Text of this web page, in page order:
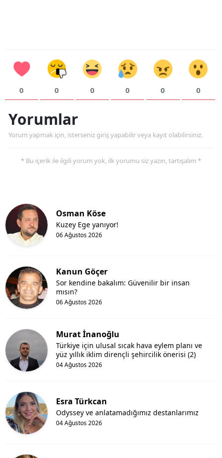
0 0 0 0 0 0
Yorumlar
Yorum yapmak için, isterseniz giriş yapabilir veya kayıt olabilirsiniz.
* Bu içerik ile ilgili yorum yok, ilk yorumu siz yazın, tartışalım *
Osman Köse
06 Ağustos 2026
Kuzey Ege yanıyor!
Kanun Göçer
06 Ağustos 2026
Sor kendine bakalım: Güvenilir bir insan
mısın?
Murat İnanoğlu
04 Ağustos 2026
Türkiye için ulusal sıcak hava eylem planı ve
yüz yıllık iklim dirençli şehircilik önerisi (2)
Esra Türkcan
04 Ağustos 2026
Odyssey ve anlatamadığımız destanlarımız